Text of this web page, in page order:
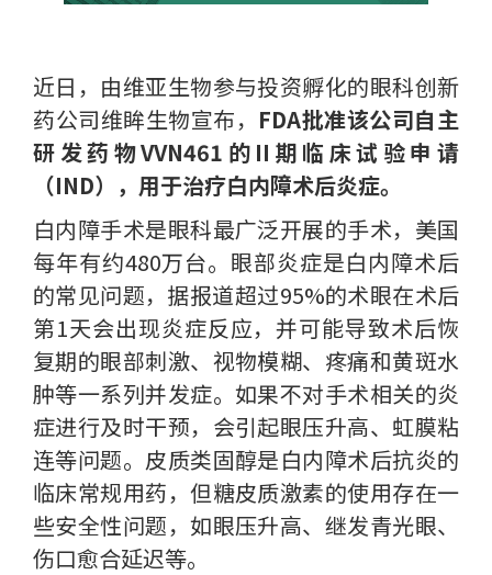
近日，由维亚生物参与投资孵化的眼科创新
药公司维眸生物宣布， FDA批准该公司自主
研发药物VVN461的II期临床试验申请
（IND），用于治疗白内障术后炎症。
白内障手术是眼科最广泛开展的手术，美国
每年有约480万台。眼部炎症是白内障术后
的常见问题，据报道超过95%的术眼在术后
第1天会出现炎症反应，并可能导致术后恢
复期的眼部刺激、视物模糊、疼痛和黄斑水
肿等一系列并发症。如果不对手术相关的炎
症进行及时干预，会引起眼压升高、虹膜粘
连等问题。皮质类固醇是白内障术后抗炎的
临床常规用药，但糖皮质激素的使用存在一
些安全性问题，如眼压升高、继发青光眼、
伤口愈合延迟等。